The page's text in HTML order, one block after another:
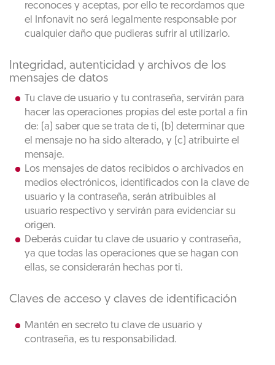
reconoces y aceptas, por ello te recordamos que
el Infonavit no será legalmente responsable por
cualquier daño que pudieras sufrir al utilizarlo.
Integridad, autenticidad y archivos de los
mensajes de datos
Tu clave de usuario y tu contraseña, servirán para
hacer las operaciones propias del este portal a fin
de: (a) saber que se trata de ti, (b) determinar que
el mensaje no ha sido alterado, y (c) atribuirte el
mensaje.
Los mensajes de datos recibidos o archivados en
medios electrónicos, identificados con la clave de
usuario y la contraseña, serán atribuibles al
usuario respectivo y servirán para evidenciar su
origen.
Deberás cuidar tu clave de usuario y contraseña,
ya que todas las operaciones que se hagan con
ellas, se considerarán hechas por ti.
Claves de acceso y claves de identificación
Mantén en secreto tu clave de usuario y
contraseña, es tu responsabilidad.